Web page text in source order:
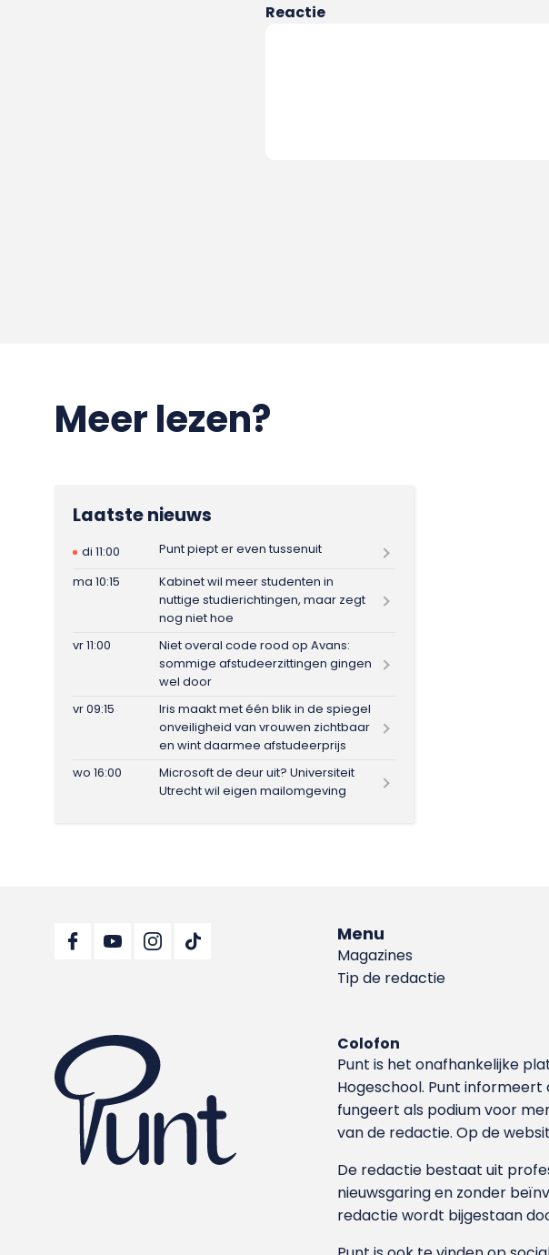
Reactie
Meer lezen?
Laatste nieuws
di 11:00
Punt piept er even tussenuit
ma 10:15
Kabinet wil meer studenten in
nuttige studierichtingen, maar zegt
nog niet hoe
vr 11:00
Niet overal code rood op Avans:
sommige afstudeerzittingen gingen
wel door
vr 09:15
Iris maakt met één blik in de spiegel
onveiligheid van vrouwen zichtbaar
en wint daarmee afstudeerprijs
wo 16:00
Microsoft de deur uit? Universiteit
Utrecht wil eigen mailomgeving
Menu
Magazines
Tip de redactie
Colofon
Punt is het onafhankelijke
Hoge­school. Punt
fungeert als podium voor
van de redactie. Op de
De redactie bestaat uit
nieuwsgaring en zonder
redactie wordt bijgestaan